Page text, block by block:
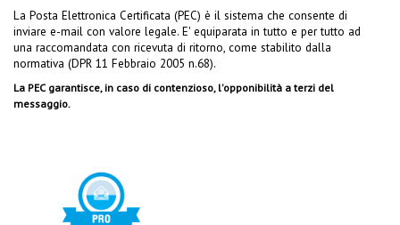
La Posta Elettronica Certificata (PEC) è il sistema che consente di
inviare e-mail con valore legale. E' equiparata in tutto e per tutto ad
una raccomandata con ricevuta di ritorno, come stabilito dalla
normativa (DPR 11 Febbraio 2005 n.68).
La PEC garantisce, in caso di contenzioso, l'opponibilità a terzi del
messaggio.